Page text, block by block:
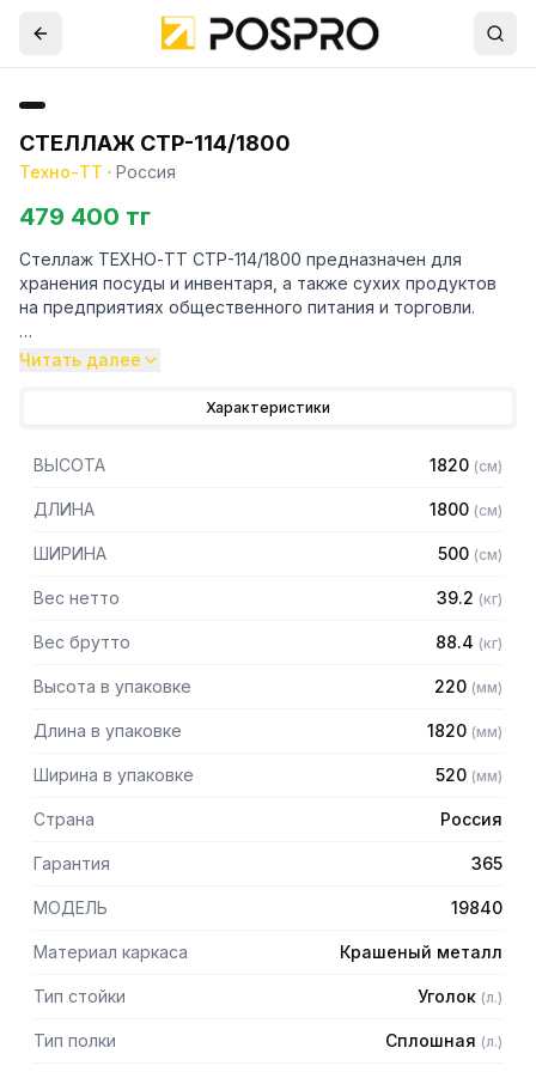
СТЕЛЛАЖ СТР-114/1800
Техно-ТТ · Россия
479 400 тг
Стеллаж ТЕХНО-ТТ СТР-114/1800 предназначен для
хранения посуды и инвентаря, а также сухих продуктов
на предприятиях общественного питания и торговли.
Особенности:
— Стеллаж технологический разборный
— Четыре сплошные полки из нержавеющей стали марки
AISI 304 толщиной 0,8 мм
— Расстояние между полками регулируемое с шагом 50
мм
— Стеллаж поставляется в разобранном виде
Читать далее
Характеристики
ВЫСОТА 1820 (см)
ДЛИНА 1800 (см)
ШИРИНА 500 (см)
Вес нетто 39.2 (кг)
Вес брутто 88.4 (кг)
Высота в упаковке 220 (мм)
Длина в упаковке 1820 (мм)
Ширина в упаковке 520 (мм)
Страна Россия
Гарантия 365
МОДЕЛЬ 19840
Материал каркаса Крашеный металл
Тип стойки Уголок (л.)
Тип полки Сплошная (л.)